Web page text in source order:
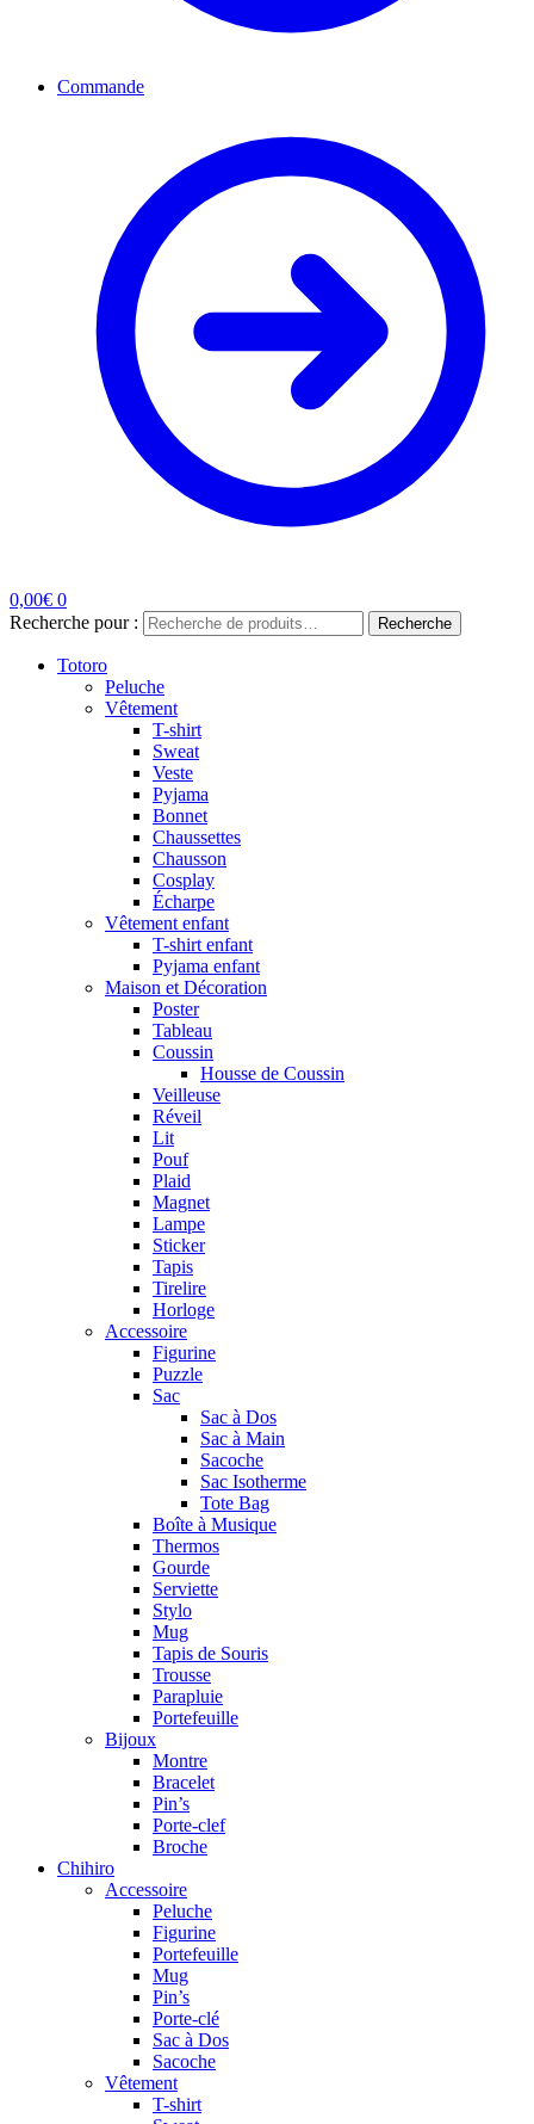
Commande
0,00€ 0
Recherche pour :
Recherche
Totoro
Peluche
Vêtement
T-shirt
Sweat
Veste
Pyjama
Bonnet
Chaussettes
Chausson
Cosplay
Écharpe
Vêtement enfant
T-shirt enfant
Pyjama enfant
Maison et Décoration
Poster
Tableau
Coussin
Housse de Coussin
Veilleuse
Réveil
Lit
Pouf
Plaid
Magnet
Lampe
Sticker
Tapis
Tirelire
Horloge
Accessoire
Figurine
Puzzle
Sac
Sac à Dos
Sac à Main
Sacoche
Sac Isotherme
Tote Bag
Boîte à Musique
Thermos
Gourde
Serviette
Stylo
Mug
Tapis de Souris
Trousse
Parapluie
Portefeuille
Bijoux
Montre
Bracelet
Pin’s
Porte-clef
Broche
Chihiro
Accessoire
Peluche
Figurine
Portefeuille
Mug
Pin’s
Porte-clé
Sac à Dos
Sacoche
Vêtement
T-shirt